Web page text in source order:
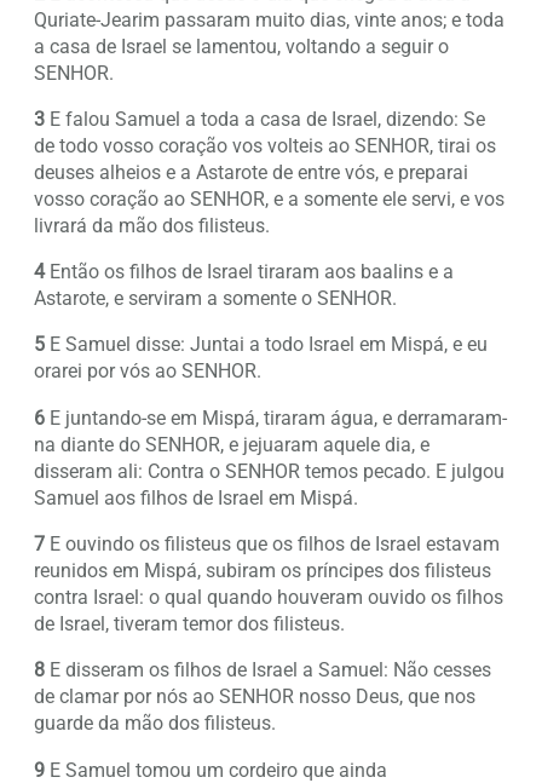
Quriate-Jearim passaram muito dias, vinte anos; e toda
a casa de Israel se lamentou, voltando a seguir o
SENHOR.
3 E falou Samuel a toda a casa de Israel, dizendo: Se
de todo vosso coração vos volteis ao SENHOR, tirai os
deuses alheios e a Astarote de entre vós, e preparai
vosso coração ao SENHOR, e a somente ele servi, e vos
livrará da mão dos filisteus.
4Então os filhos de Israel tiraram aos baalins e a
Astarote, e serviram a somente o SENHOR.
5 E Samuel disse: Juntai a todo Israel em Mispá, e eu
orarei por vós ao SENHOR.
6 E juntando-se em Mispá, tiraram água, e derramaram-
na diante do SENHOR, e jejuaram aquele dia, e
disseram ali: Contra o SENHOR temos pecado. E julgou
Samuel aos filhos de Israel em Mispá.
7 E ouvindo os filisteus que os filhos de Israel estavam
reunidos em Mispá, subiram os príncipes dos filisteus
contra Israel: o qual quando houveram ouvido os filhos
de Israel, tiveram temor dos filisteus.
8 E disseram os filhos de Israel a Samuel: Não cesses
de clamar por nós ao SENHOR nosso Deus, que nos
guarde da mão dos filisteus.
9 E Samuel tomou um cordeiro que ainda